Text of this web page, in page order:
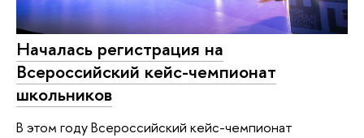
Началась регистрация на
Всероссийский кейс-чемпионат
школьников
В этом году Всероссийский кейс-чемпионат